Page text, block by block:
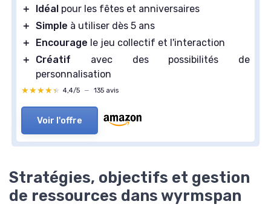
＋
Idéal pour les fêtes et anniversaires
＋ Simple à utiliser dès 5 ans
＋
Encourage le jeu collectif et l'interaction
＋
Créatif avec des possibilités de
personnalisation
★★★★★
★★★★★ 4,4/5 — 135 avis
Voir l'offre
Stratégies, objectifs et gestion
de ressources dans wyrmspan